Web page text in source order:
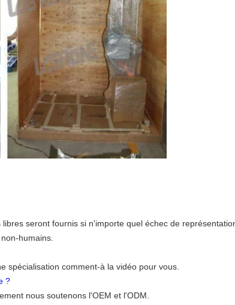
seront fournis si n'importe quel échec de
humains.
spécialisation comment-à la vidéo pour vous.
?
nous soutenons l'OEM et l'ODM.